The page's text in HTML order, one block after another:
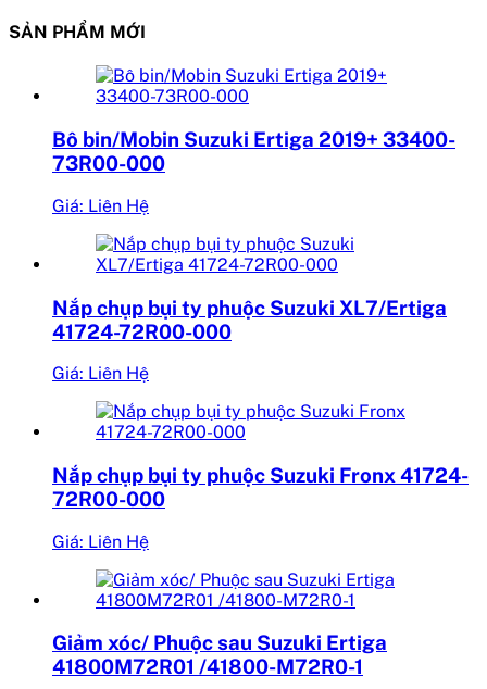
SẢN PHẨM MỚI
Bô bin/Mobin Suzuki Ertiga 2019+ 33400-
73R00-000
Giá: Liên Hệ
Nắp chụp bụi ty phuộc Suzuki XL7/Ertiga
41724-72R00-000
Giá: Liên Hệ
Nắp chụp bụi ty phuộc Suzuki Fronx 41724-
72R00-000
Giá: Liên Hệ
Giảm xóc/ Phuộc sau Suzuki Ertiga
41800M72R01 /41800-M72R0-1